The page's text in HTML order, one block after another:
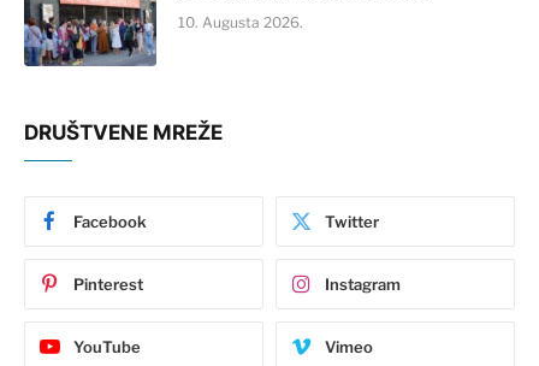
10. Augusta 2026.
DRUŠTVENE MREŽE
Facebook Twitter
Pinterest Instagram
YouTube Vimeo